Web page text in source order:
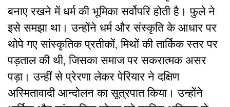
बनाए रखने में धर्म की भूमिका सर्वोपरि होती है। फुले ने
इसे समझा था। उन्होंने धर्म और संस्कृति के आधार पर
थोपे गए सांस्कृतिक प्रतीकों, मिथों की तार्किक स्तर पर
पड़ताल की थी, जिसका समाज पर सकरात्मक असर
पड़ा। उन्हीं से प्रेरणा लेकर पेरियार ने दक्षिण
अस्मितावादी आन्दोलन का सूत्रपात किया। उन्होंने